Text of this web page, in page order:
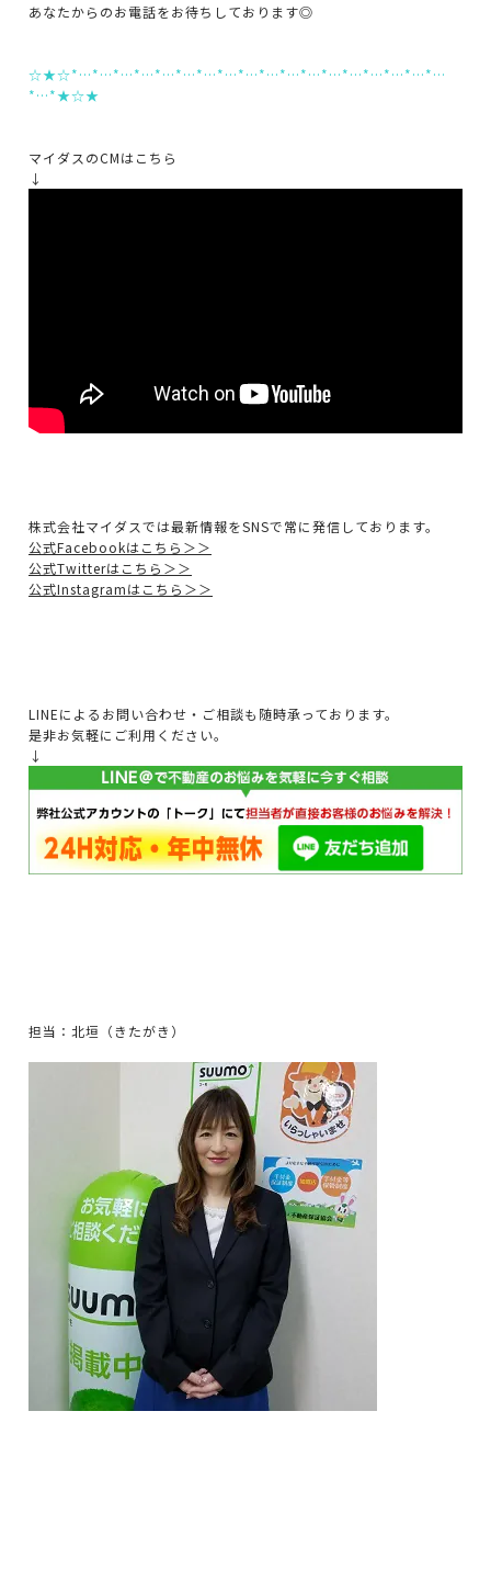
あなたからのお電話をお待ちしております◎
☆★☆*…*…*…*…*…*…*…*…*…*…*…*…*…*…*…*…*…*…
*…*★☆★
マイダスのCMはこちら
↓
株式会社マイダスでは最新情報をSNSで常に発信しております。
公式Facebookはこちら＞＞
公式Twitterはこちら＞＞
公式Instagramはこちら＞＞
LINEによるお問い合わせ・ご相談も随時承っております。
是非お気軽にご利用ください。
↓
担当：北垣（きたがき）